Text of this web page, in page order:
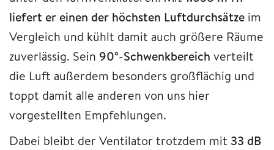
liefert er einen der höchsten Luftdurchsätze im
Vergleich und kühlt damit auch größere Räume
zuverlässig. Sein 90°-Schwenkbereich verteilt
die Luft außerdem besonders großflächig und
toppt damit alle anderen von uns hier
vorgestellten Empfehlungen.
Dabei bleibt der Ventilator trotzdem mit 33 dB